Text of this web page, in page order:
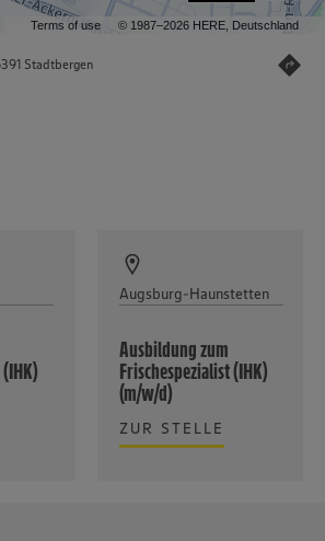
Terms of use © 1987–2026 HERE, Deutschland
Stadtbergen
Augsburg-Haunstetten
Ausbildung zum
Frischespezialist (IHK)
(m/w/d)
ZUR STELLE